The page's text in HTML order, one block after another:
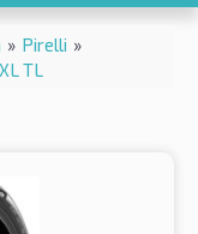
» Pirelli »
TL